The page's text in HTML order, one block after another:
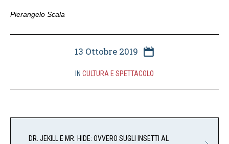
Pierangelo Scala
13 Ottobre 2019
IN CULTURA E SPETTACOLO
DR. JEKILL E MR. HIDE: OVVERO SUGLI INSETTI AL